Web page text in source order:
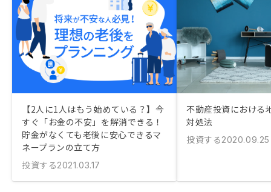
【2人に1人はもう始めている？】今
すぐ「お金の不安」を解消できる！
貯金がなくても老後に安心できるマ
ネープランの立て方
投資する2021.03.17
不動産投資における
対処法
投資する2020.09.25